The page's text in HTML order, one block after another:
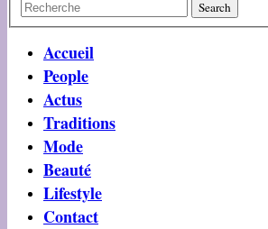
Accueil
People
Actus
Traditions
Mode
Beauté
Lifestyle
Contact